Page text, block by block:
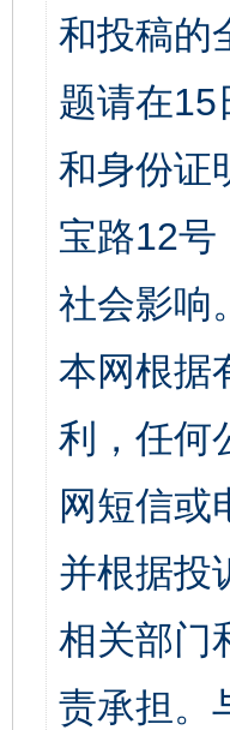
和投稿的
题请在15
和身份证
宝路12号
社会影响
本网根据
利，任何
网短信或
并根据投
相关部门
责承担。